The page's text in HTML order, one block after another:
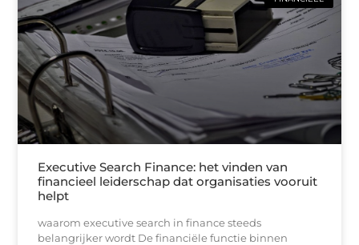
Executive Search Finance: het vinden van
financieel leiderschap dat organisaties vooruit
helpt
waarom executive search in finance steeds
belangrijker wordt De financiële functie binnen